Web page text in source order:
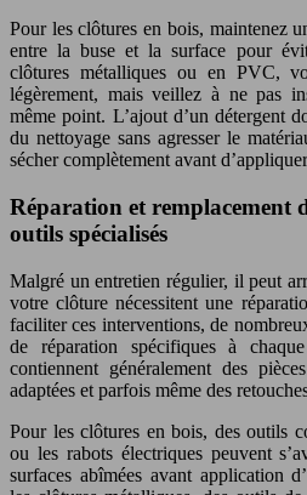
Pour les clôtures en bois, maintenez
entre la buse et la surface pour
clôtures métalliques ou en PVC,
légèrement, mais veillez à ne pas
même point. L’ajout d’un détergent
du nettoyage sans agresser le
sécher complètement avant
Réparation et remplacement
outils spécialisés
Malgré un entretien régulier, il peut
votre clôture nécessitent une
faciliter ces interventions, de
de réparation spécifiques à
contiennent généralement des
adaptées et parfois même des
Pour les clôtures en bois, des outils
ou les rabots électriques peuvent
surfaces abîmées avant application